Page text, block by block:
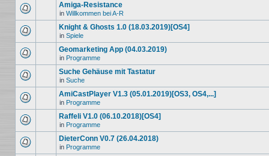
Amiga-Resistance
in Willkommen bei A-R
Knight & Ghosts 1.0 (18.03.2019)[OS4]
in Spiele
Geomarketing App (04.03.2019)
in Programme
Suche Gehäuse mit Tastatur
in Suche
AmiCastPlayer V1.3 (05.01.2019)[OS3, OS4,...]
in Programme
Raffeli V1.0 (06.10.2018)[OS4]
in Programme
DieterConn V0.7 (26.04.2018)
in Programme